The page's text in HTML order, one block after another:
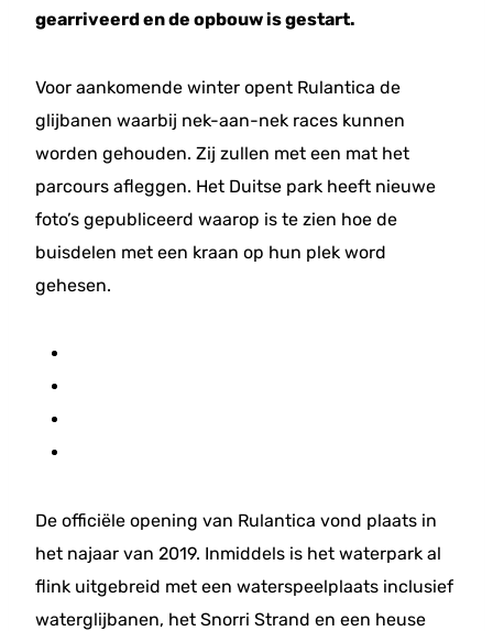
gearriveerd en de opbouw is gestart.
Voor aankomende winter opent Rulantica de
glijbanen waarbij nek-aan-nek races kunnen
worden gehouden. Zij zullen met een mat het
parcours afleggen. Het Duitse park heeft nieuwe
foto’s gepubliceerd waarop is te zien hoe de
buisdelen met een kraan op hun plek word
gehesen.
De officiële opening van Rulantica vond plaats in
het najaar van 2019. Inmiddels is het waterpark al
flink uitgebreid met een waterspeelplaats inclusief
waterglijbanen, het Snorri Strand en een heuse